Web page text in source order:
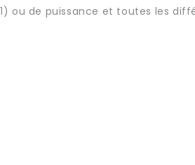
ou de puissance et toutes les